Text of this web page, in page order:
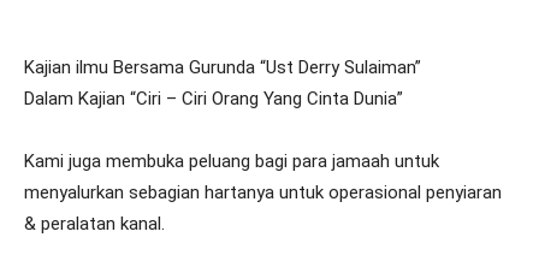
Kajian ilmu Bersama Gurunda “Ust Derry Sulaiman”
Dalam Kajian “Ciri – Ciri Orang Yang Cinta Dunia”
Kami juga membuka peluang bagi para jamaah untuk
menyalurkan sebagian hartanya untuk operasional penyiaran
& peralatan kanal.